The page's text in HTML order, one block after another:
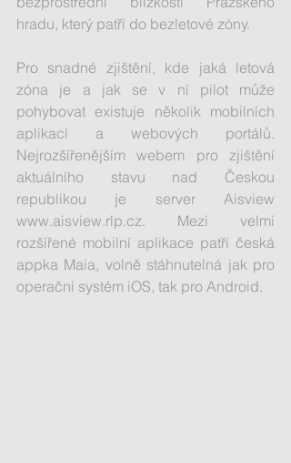
hradu, který patří do bezletové zóny.
Pro snadné zjištění, kde jaká letová
zóna je a jak se v ní pilot může
pohybovat existuje několik mobilních
aplikací a webových portálů.
Nejrozšířenějším webem pro zjištění
aktuálního stavu nad Českou
republikou je server Aisview
www.aisview.rlp.cz. Mezi velmi
rozšířené mobilní aplikace patří česká
appka Maia, volně stáhnutelná jak pro
operační systém iOS, tak pro Android.